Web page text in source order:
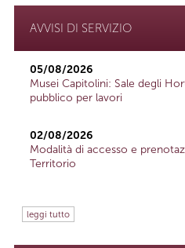
AVVISI DI SERVIZIO
05/08/2026
Musei Capitolini: Sale degli
pubblico per lavori
02/08/2026
Modalità di accesso e
Territorio
leggi tutto